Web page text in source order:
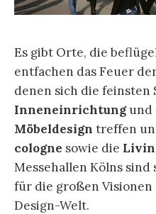
Es gibt Orte, die
entfachen das Feuer
denen sich die feinsten
Inneneinrichtungund
Möbeldesign treffen
cologne sowie die
Messehallen Kölns sind
für die großen
Design-Welt.